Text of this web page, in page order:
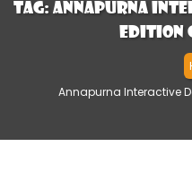
Tag: Annapurna
Edition
Annapurna Interactive